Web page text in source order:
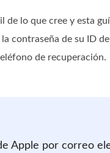
de lo que cree y esta
contraseña de su ID
de recuperación.
Apple por correo